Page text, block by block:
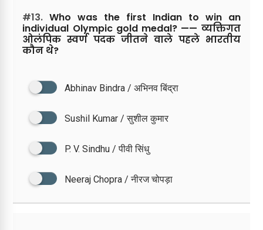
#13. Who was the first Indian to win an
individual Olympic gold medal? —— व्यक्तिगत
ओलंपिक स्वर्ण पदक जीतने वाले पहले भारतीय
कौन थे?
Abhinav Bindra / अभिनव बिंद्रा
Sushil Kumar / सुशील कुमार
P. V. Sindhu / पीवी सिंधु
Neeraj Chopra / नीरज चोपड़ा